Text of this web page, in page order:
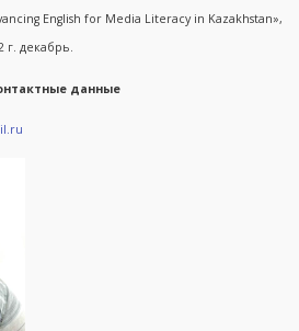
English for Media Literacy in Kazakhstan»,
г. декабрь.
данные